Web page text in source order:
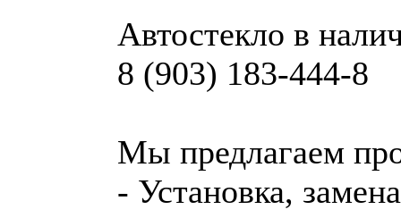
Автостекло в
8 (903) 183-444-8
Мы предлагаем
- Установка,